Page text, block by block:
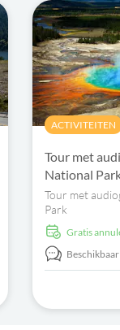
ACTIVITEITEN
Tour met
National
Tour met
Park
Gratis